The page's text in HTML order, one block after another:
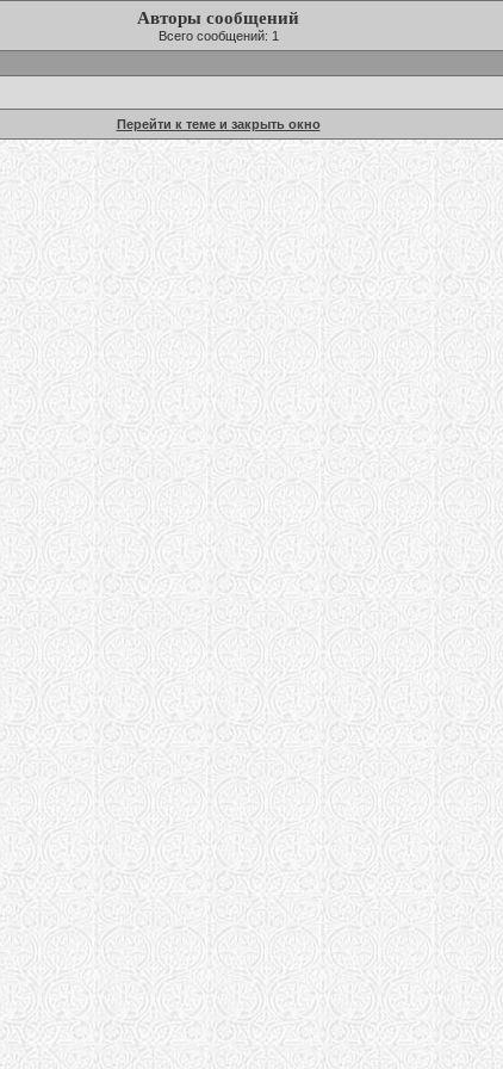
Авторы сообщений
Всего сообщений: 1
Перейти к теме и закрыть окно